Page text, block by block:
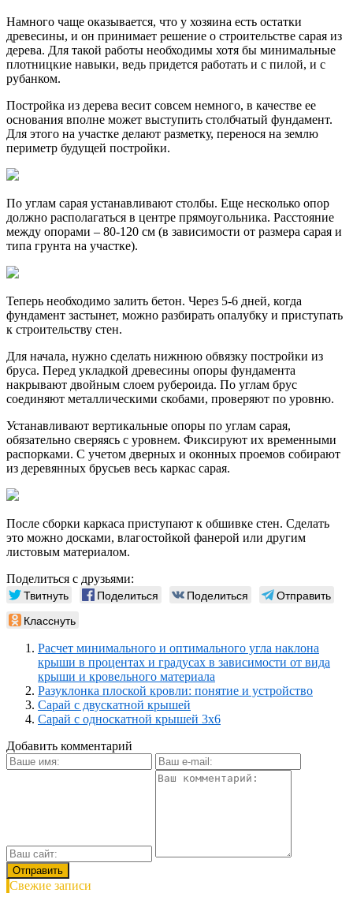
Намного чаще оказывается, что у хозяина есть остатки
древесины, и он принимает решение о строительстве сарая из
дерева. Для такой работы необходимы хотя бы минимальные
плотницкие навыки, ведь придется работать и с пилой, и с
рубанком.
Постройка из дерева весит совсем немного, в качестве ее
основания вполне может выступить столбчатый фундамент.
Для этого на участке делают разметку, перенося на землю
периметр будущей постройки.
По углам сарая устанавливают столбы. Еще несколько опор
должно располагаться в центре прямоугольника. Расстояние
между опорами – 80-120 см (в зависимости от размера сарая и
типа грунта на участке).
Теперь необходимо залить бетон. Через 5-6 дней, когда
фундамент застынет, можно разбирать опалубку и приступать
к строительству стен.
Для начала, нужно сделать нижнюю обвязку постройки из
бруса. Перед укладкой древесины опоры фундамента
накрывают двойным слоем рубероида. По углам брус
соединяют металлическими скобами, проверяют по уровню.
Устанавливают вертикальные опоры по углам сарая,
обязательно сверяясь с уровнем. Фиксируют их временными
распорками. С учетом дверных и оконных проемов собирают
из деревянных брусьев весь каркас сарая.
После сборки каркаса приступают к обшивке стен. Сделать
это можно досками, влагостойкой фанерой или другим
листовым материалом.
Поделиться с друзьями:
Твитнуть Поделиться Поделиться
Отправить
Класснуть
Расчет минимального и оптимального угла наклона
крыши в процентах и градусах в зависимости от вида
крыши и кровельного материала
Разуклонка плоской кровли: понятие и устройство
Сарай с двускатной крышей
Сарай с односкатной крышей 3х6
Добавить комментарий
Свежие записи